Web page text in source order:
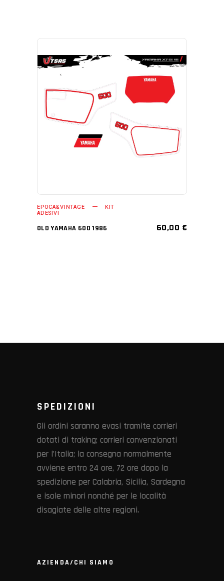
AGGIUNGI AL CARRELLO
EPOCA&VINTAGE KIT
ADESIVI
OLD YAMAHA 600 1986 60,00 €
SPEDIZIONI
Gli ordini saranno evasi tramite corrieri
dotati di traking; corrieri convenzionati
per l’Italia; la consegna normalmente
avviene entro 24 ore, 72 ore dopo la
spedizione per Calabria, Sicilia, Sardegna
e isole minori nonché per le località
disagiate delle altre regioni.
AZIENDA/CHI SIAMO